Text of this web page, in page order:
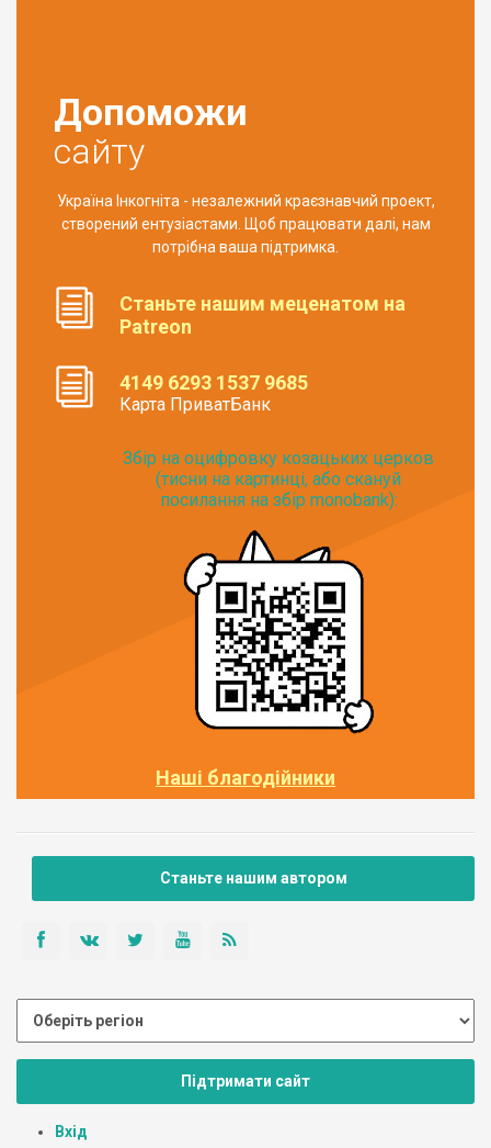
Допоможи
сайту
Україна Інкогніта - незалежний краєзнавчий проект,
створений ентузіастами. Щоб працювати далі, нам
потрібна ваша підтримка.
Станьте нашим меценатом на
Patreon
4149 6293 1537 9685
Карта ПриватБанк
Збір на оцифровку козацьких церков
(тисни на картинці, або скануй
посилання на збір monobank):
Наші благодійники
Станьте нашим автором
Підтримати сайт
Вхід